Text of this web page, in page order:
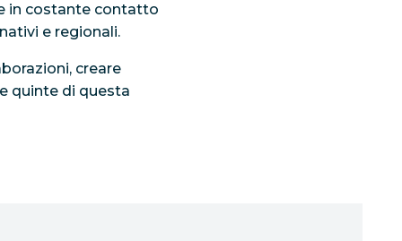
in costante contatto
e regionali.
creare
quinte di questa